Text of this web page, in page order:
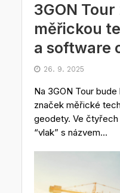
3GON
měřickou
a software
26. 9. 2025
Na 3GON Tour
značek měřické
geodety. Ve
“vlak” s názvem...